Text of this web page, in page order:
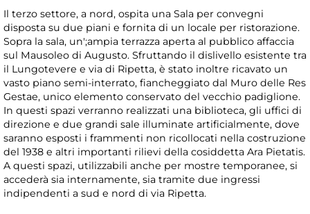
Il terzo settore, a nord, ospita una Sala per convegni
disposta su due piani e fornita di un locale per ristorazione.
Sopra la sala, un';ampia terrazza aperta al pubblico affaccia
sul Mausoleo di Augusto. Sfruttando il dislivello esistente tra
il Lungotevere e via di Ripetta, è stato inoltre ricavato un
vasto piano semi-interrato, fiancheggiato dal Muro delle Res
Gestae, unico elemento conservato del vecchio padiglione.
In questi spazi verranno realizzati una biblioteca, gli uffici di
direzione e due grandi sale illuminate artificialmente, dove
saranno esposti i frammenti non ricollocati nella costruzione
del 1938 e altri importanti rilievi della cosiddetta Ara Pietatis.
A questi spazi, utilizzabili anche per mostre temporanee, si
accederà sia internamente, sia tramite due ingressi
indipendenti a sud e nord di via Ripetta.